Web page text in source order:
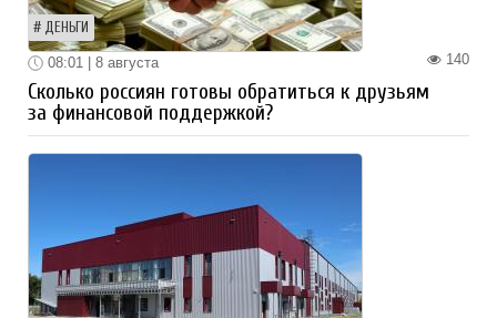
ДЕНЬГИ
140
08:01 | 8 августа
Сколько россиян готовы обратиться к друзьям
за финансовой поддержкой?